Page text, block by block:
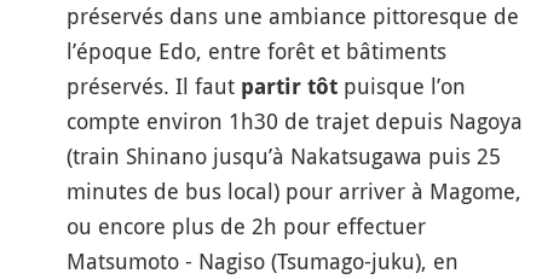
préservés dans une ambiance pittoresque de
l’époque Edo, entre forêt et bâtiments
préservés. Il faut partir tôt puisque l’on
compte environ 1h30 de trajet depuis Nagoya
(train Shinano jusqu’à Nakatsugawa puis 25
minutes de bus local) pour arriver à Magome,
ou encore plus de 2h pour effectuer
Matsumoto - Nagiso (Tsumago-juku), en